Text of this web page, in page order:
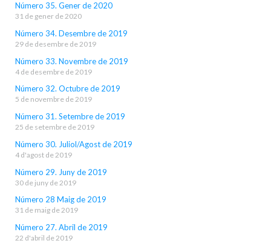
Número 35. Gener de 2020
31 de gener de 2020
Número 34. Desembre de 2019
29 de desembre de 2019
Número 33. Novembre de 2019
4 de desembre de 2019
Número 32. Octubre de 2019
5 de novembre de 2019
Número 31. Setembre de 2019
25 de setembre de 2019
Número 30. Juliol/Agost de 2019
4 d'agost de 2019
Número 29. Juny de 2019
30 de juny de 2019
Número 28 Maig de 2019
31 de maig de 2019
Número 27. Abril de 2019
22 d'abril de 2019